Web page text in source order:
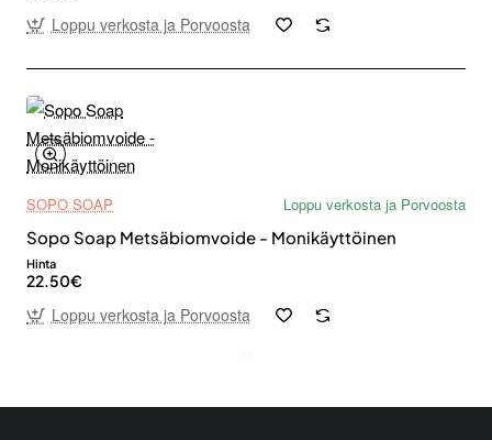
Loppu verkosta ja Porvoosta
SOPO SOAP
Loppu verkosta ja Porvoosta
Sopo Soap Metsäbiomvoide - Monikäyttöinen
Hinta
22.50€
Loppu verkosta ja Porvoosta